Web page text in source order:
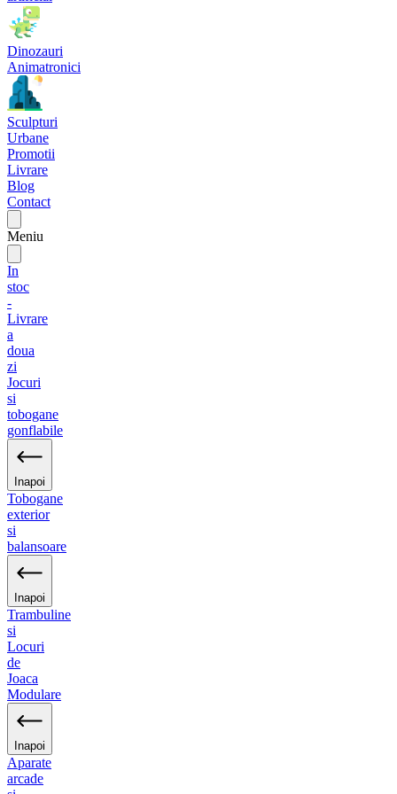
Dinozauri
Animatronici
Sculpturi
Urbane
Promotii
Livrare
Blog
Contact
Meniu
In
stoc
-
Livrare
a
doua
zi
Jocuri
si
tobogane
gonflabile
Inapoi
Tobogane
exterior
si
balansoare
Inapoi
Trambuline
si
Locuri
de
Joaca
Modulare
Inapoi
Aparate
arcade